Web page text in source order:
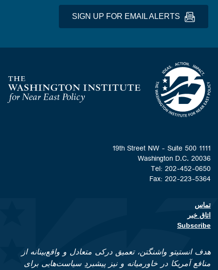
Homepage
1111 19th Street NW - Suite 500
Washington D.C. 20036
Tel: 202-452-0650
Fax: 202-223-5364
Footer contact links
تماس
اتاق خبر
Subscribe
هدف انستیتو واشنگتن، تعمیق درکی متعادل و واقع‌بینانه از
منافع آمریکا در خاورمیانه و نیز پیشبردِ سیاست‌هایی برای